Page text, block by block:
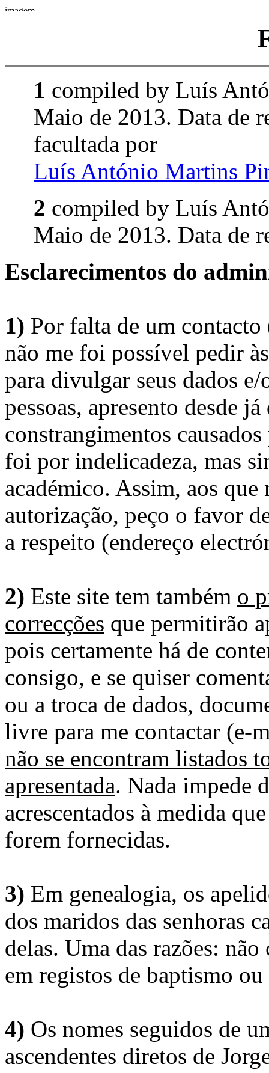
1 compiled by Luís
Maio de 2013. Data de
facultada por
Luís António Martins
2 compiled by Luís
Maio de 2013. Data de
Esclarecimentos do
1) Por falta de um
não me foi possível pedir
para divulgar seus dados
pessoas, apresento desde
constrangimentos
foi por indelicadeza, mas
académico. Assim, aos
autorização, peço o favor
a respeito (endereço
2) Este site tem também o
correcções que permitirão
pois certamente há de
consigo, e se quiser
ou a troca de dados,
livre para me contactar (e-
não se encontram listados
apresentada. Nada impede
acrescentados à medida
forem fornecidas.
3) Em genealogia, os
dos maridos das senhoras
delas. Uma das razões:
em registos de baptismo
4) Os nomes seguidos de
ascendentes diretos de